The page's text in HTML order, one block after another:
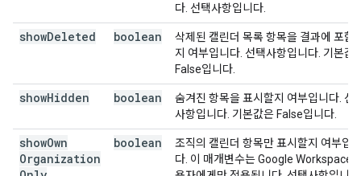
다. 선택사항입니다.
showDeleted boolean
삭제된 캘린더 목록 항목을 결과에 포함
지 여부입니다. 선택사항입니다. 기본값
False입니다.
showHidden boolean
숨겨진 항목을 표시할지 여부입니다. 선
사항입니다. 기본값은 False입니다.
showOwn
Organization
boolean
조직의 캘린더 항목만 표시할지 여부입
다. 이 매개변수는 Google Workspace